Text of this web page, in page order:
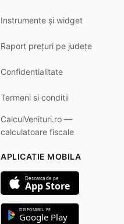
Instrumente și widget
Raport prețuri pe județe
Confidentialitate
Termeni si conditii
CalculVenituri.ro —
calculatoare fiscale
APLICATIE MOBILA
Descarca de pe
App Store
DISPONIBIL PE
Google Play